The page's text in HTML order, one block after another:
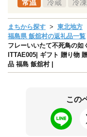
常温 冷蔵 冷凍
まちから探す 東北地方
福島県 飯舘村の返礼品一覧
フレーいいたて不死鳥の如
ITTAE005| ギフト 贈り物
品 福島 飯舘村 |
この